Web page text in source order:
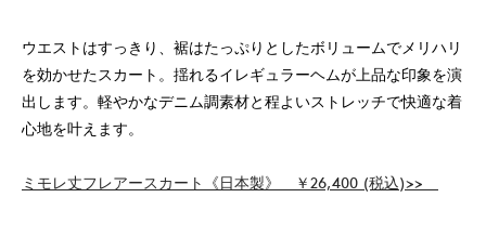
ウエストはすっきり、裾はたっぷりとしたボリュームでメリハリ
を効かせたスカート。揺れるイレギュラーヘムが上品な印象を演
出します。軽やかなデニム調素材と程よいストレッチで快適な着
心地を叶えます。
ミモレ丈フレアースカート《日本製》 ￥26,400 (税込)>>